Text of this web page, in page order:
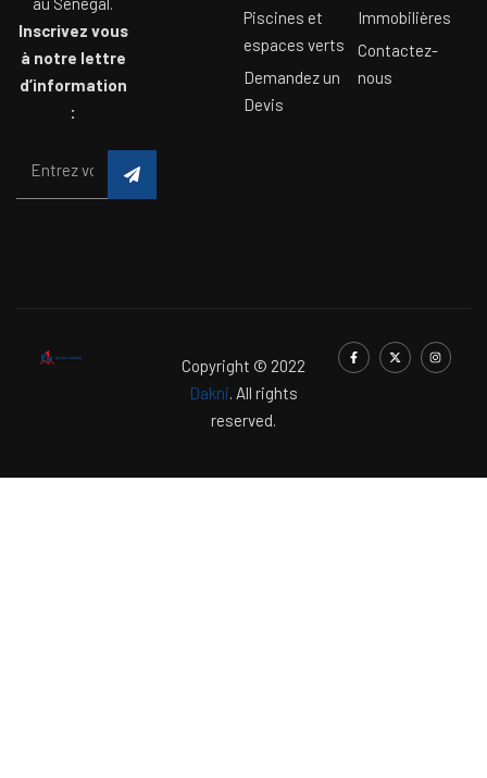
Inscrivez vous
à notre lettre
d’information
:
Piscines et
espaces verts
Demandez un
Devis
Immobilières
Contactez-
nous
Copyright © 2022
Dakni. All rights
reserved.